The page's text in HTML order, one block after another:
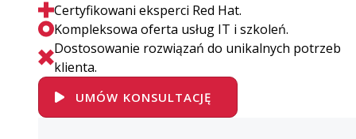
Certyfikowani eksperci Red Hat.
Kompleksowa oferta usług IT i szkoleń.
Dostosowanie rozwiązań do unikalnych potrzeb
klienta.
UMÓW KONSULTACJĘ